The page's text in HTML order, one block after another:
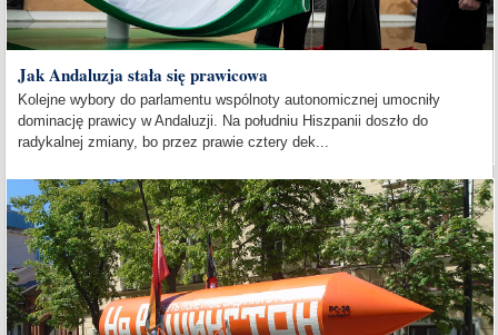
Jak Andaluzja stała się prawicowa
Kolejne wybory do parlamentu wspólnoty autonomicznej umocniły
dominację prawicy w Andaluzji. Na południu Hiszpanii doszło do
radykalnej zmiany, bo przez prawie cztery dek...